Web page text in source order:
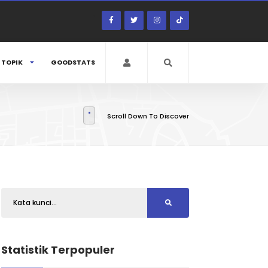
TOPIK GOODSTATS
Scroll Down To Discover
Statistik Terpopuler